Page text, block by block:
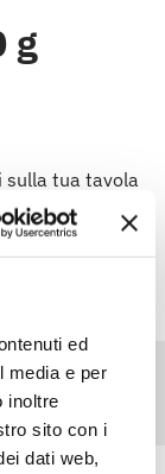
ed
media e per
inoltre
sito con i
dati web,
g
sulla tua tavola